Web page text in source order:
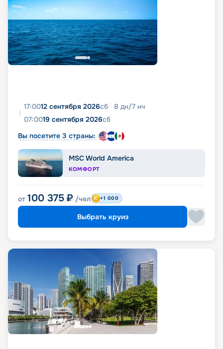
17:0012 сентября 2026сб 8 дн/7 нч
07:0019 сентября 2026сб
Вы посетите 3 страны:
MSC World America
КОМФОРТ
от 100 375 ₽ /чел +1 000
Выбрать круиз